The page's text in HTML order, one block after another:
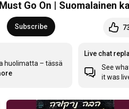
Go On | Suomalainen
Subscribe
huolimatta – tässä
Live chat
See
it was